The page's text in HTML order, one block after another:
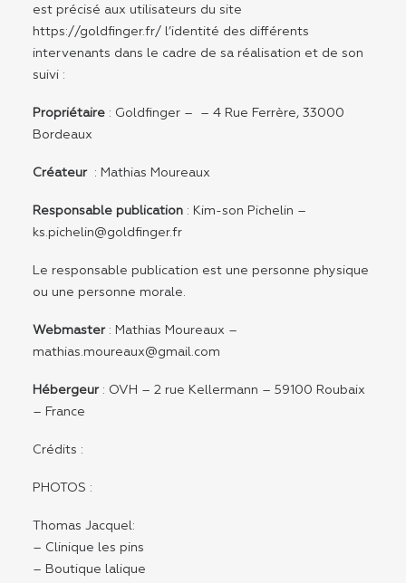
est précisé aux utilisateurs du site
https://goldfinger.fr/ l’identité des différents
intervenants dans le cadre de sa réalisation et de son
suivi :
Propriétaire : Goldfinger – – 4 Rue Ferrère, 33000
Bordeaux
Créateur: Mathias Moureaux
Responsable publication : Kim-son Pichelin –
ks.pichelin@goldfinger.fr
Le responsable publication est une personne physique
ou une personne morale.
Webmaster: Mathias Moureaux –
mathias.moureaux@gmail.com
Hébergeur: OVH – 2 rue Kellermann – 59100 Roubaix
– France
Crédits :
PHOTOS :
Thomas Jacquel:
– Clinique les pins
– Boutique lalique